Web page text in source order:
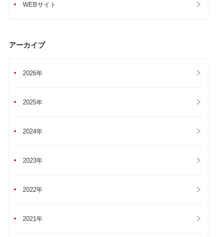
WEBサイト
アーカイブ
2026年
2025年
2024年
2023年
2022年
2021年